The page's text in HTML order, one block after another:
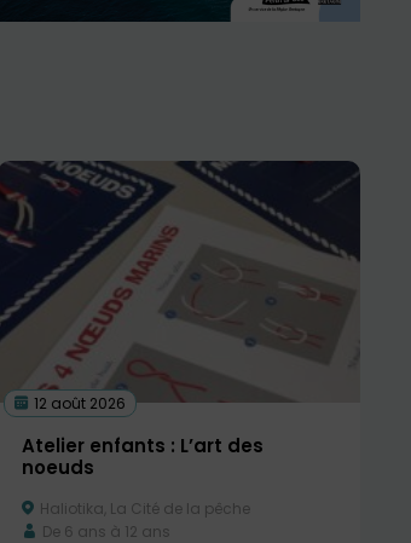
12 août 2026
Atelier enfants : L’art des
noeuds
Haliotika, La Cité de la pêche
De 6 ans à 12 ans